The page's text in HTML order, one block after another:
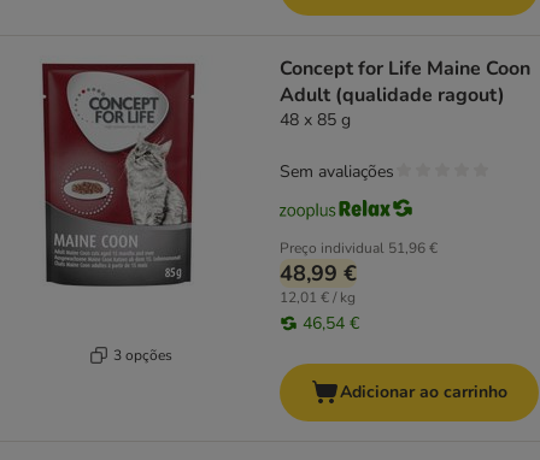
3 opções
Concept for Life Maine Coon
Adult (qualidade ragout)
48 x 85 g
Preço individual 51,96 €
48,99 €
12,01 € / kg
46,54 €
Sem avaliações
Adicionar ao carrinho